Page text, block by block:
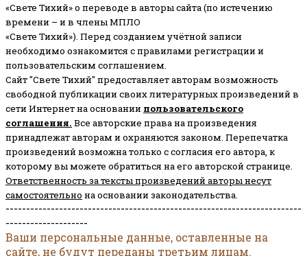
«Свете Тихий» о переводе в авторы сайта (по истечению
времени – и в члены МПЛО
«Свете Тихий»). Перед созданием учётной записи
необходимо ознакомится с правилами регистрации и
пользовательским соглашением.
Сайт "Свете Тихий" предоставляет авторам возможность
свободной публикации своих литературных произведений в
сети Интернет на основании пользовательского
соглашения. Все авторские права на произведения
принадлежат авторам и охраняются законом. Перепечатка
произведений возможна только с согласия его автора, к
которому вы можете обратиться на его авторской странице.
Ответственность за тексты произведений авторы несут
самостоятельно на основании законодательства.
------------------------------------------------------------------------
--------------------
Ваши персональные данные, оставленные на
сайте, не будут переданы третьим лицам.